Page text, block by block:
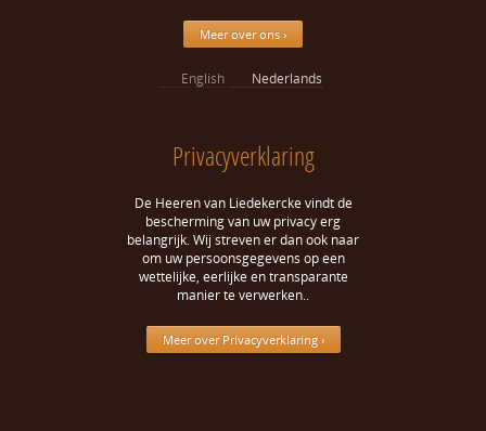
Meer over ons ›
English Nederlands
Privacyverklaring
De Heeren van Liedekercke vindt de
bescherming van uw privacy erg
belangrijk. Wij streven er dan ook naar
om uw persoonsgegevens op een
wettelijke, eerlijke en transparante
manier te verwerken..
Meer over Privacyverklaring ›